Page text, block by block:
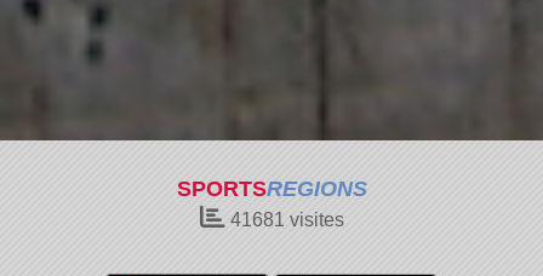
SPORTSREGIONS
41681 visites